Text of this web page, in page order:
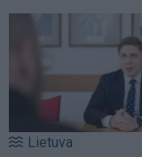
Lietuva